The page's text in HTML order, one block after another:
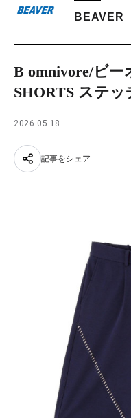
JP
BEAVER
B omnivore/ビ
SHORTS ステ
2026.05.18
記事をシェア